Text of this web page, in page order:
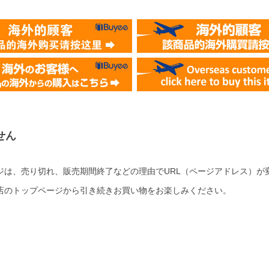
ん
、売り切れ、販売期間終了などの理由でURL（ページアドレス）
トップページから引き続きお買い物をお楽しみください。